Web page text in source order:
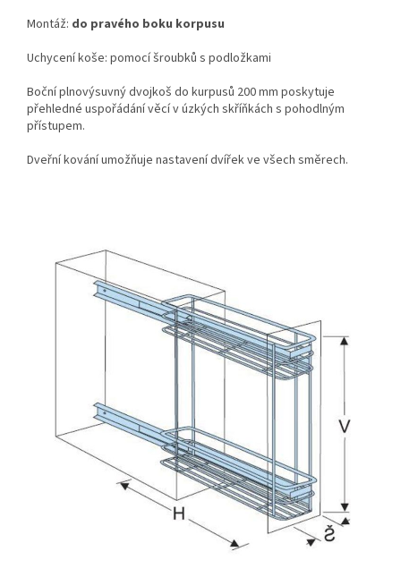
Montáž: do pravého boku korpusu
Uchycení koše: pomocí šroubků s podložkami
Boční plnovýsuvný dvojkoš do kurpusů 200 mm poskytuje
přehledné uspořádání věcí v úzkých skříňkách s pohodlným
přístupem.
Dveřní kování umožňuje nastavení dvířek ve všech směrech.